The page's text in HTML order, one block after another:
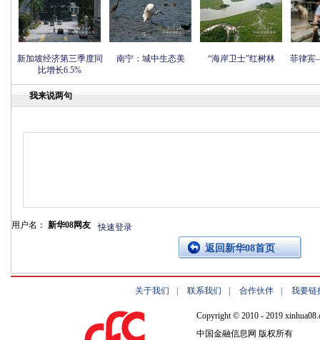
新加坡经济第三季度同
比增长6.5%
南宁：城中生态美 “海岸卫士”红树林 菲律宾
我来说两句
用户名： 新华08网友 快速登录
返回新华08首页
关于我们 联系我们 合作伙伴 我要链
Copyright © 2010 - 2019
中国金融信息网 版权所有